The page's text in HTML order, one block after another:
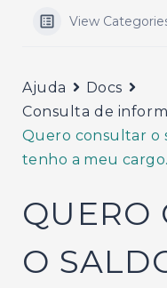
View
Ajuda
Docs
Consulta de
Quero consultar o
tenho a meu
QUERO
O